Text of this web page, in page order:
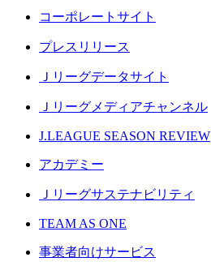
コーポレートサイト
プレスリリース
Ｊリーグデータサイト
Ｊリーグメディアチャンネル
J.LEAGUE SEASON REVIEW
アカデミー
Ｊリーグサステナビリティ
TEAM AS ONE
事業者向けサービス